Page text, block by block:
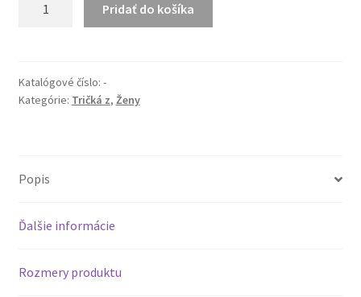
(biela
potlač)
Pridať do košíka
Katalógové číslo: -
Kategórie: Tričká z, Ženy
Popis
Ďalšie informácie
Rozmery produktu